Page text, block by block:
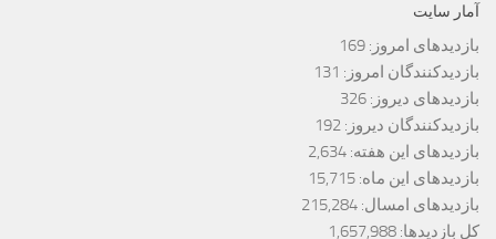
آمار سایت
بازدیدهای امروز: 169
بازدیدکنندگان امروز: 131
بازدیدهای دیروز: 326
بازدیدکنندگان دیروز: 192
بازدیدهای این هفته: 2,634
بازدیدهای این ماه: 15,715
بازدیدهای امسال: 215,284
کل بازدیدها: 1,657,988